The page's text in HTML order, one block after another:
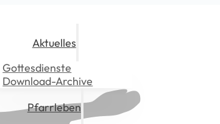
Aktuelles
Gottesdienste
Download-Archive
Pfarrleben